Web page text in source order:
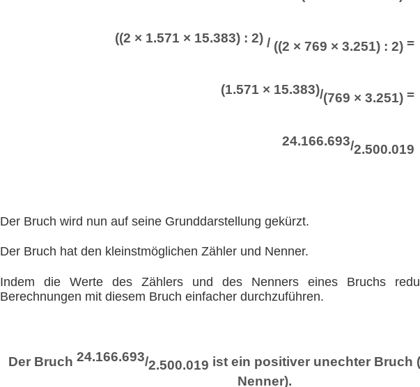
((2 × 1.571 × 15.383) : 2) / ((2 × 769 × 3.251) : 2) =
(1.571 × 15.383)/(769 × 3.251) =
24.166.693/2.500.019
Der Bruch wird nun auf seine Grunddarstellung gekürzt.
Der Bruch hat den kleinstmöglichen Zähler und Nenner.
Indem die Werte des Zählers und des Nenners eines Bruchs
Berechnungen mit diesem Bruch einfacher durchzuführen.
Der Bruch 24.166.693/2.500.019 ist ein positiver unechter Bruch
Nenner).